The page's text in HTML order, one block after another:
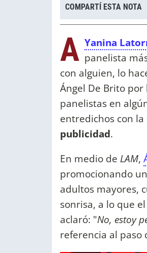
COMPARTÍ ESTA NOTA
A Yanina
panelista
con alguien, lo
Ángel De Brito
panelistas en
entredichos con la
publicidad.
En medio de LAM,
promocionando
adultos mayores,
sonrisa, a lo que
aclaró: "No, estoy
referencia al paso